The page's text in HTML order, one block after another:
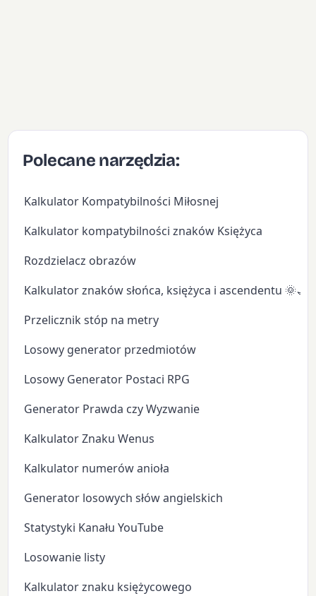
Polecane narzędzia:
Kalkulator Kompatybilności Miłosnej
Kalkulator kompatybilności znaków Księżyca
Rozdzielacz obrazów
Kalkulator znaków słońca, księżyca i ascendentu
Przelicznik stóp na metry
Losowy generator przedmiotów
Losowy Generator Postaci RPG
Generator Prawda czy Wyzwanie
Kalkulator Znaku Wenus
Kalkulator numerów anioła
Generator losowych słów angielskich
Statystyki Kanału YouTube
Losowanie listy
Kalkulator znaku księżycowego